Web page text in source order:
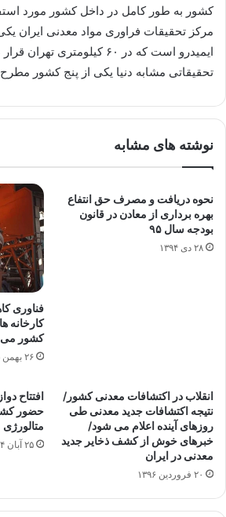
كشور به طور كامل در داخل كشور مورد
مركز تحقیقات فراوری مواد معدنی ایران
ایمیدرو است كه در ۶۰ كیلومتری
تحقیقاتی مشابه دنیا یكی از پنج كشور
نوشته های مشابه
نحوه دریافت و مصرف حق انتفاع
بهره برداری از معادن در قانون
بودجه سال ۹۵
۲۸ دی ۱۳۹۴
فناوری
کارخانه
کشور
۲۶ بهمن ۱۳۹۵
انقلاب در اکتشافات معدنی کشور/
نتیجه اکتشافات جدید معدنی طی
روزهای آینده اعلام می شود/
خبرهای خوش از کشف ذخایر جدید
معدنی در ایران
۲۰ فروردین ۱۳۹۶
افتتاح
حضور
متالورژی
۲۵ آبان ۱۳۹۴